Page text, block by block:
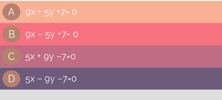
A 9x + 5y +7= 0
B 9x – 5y +7= 0
C 5x + 9y –7=0
D 5x – 9y –7=0